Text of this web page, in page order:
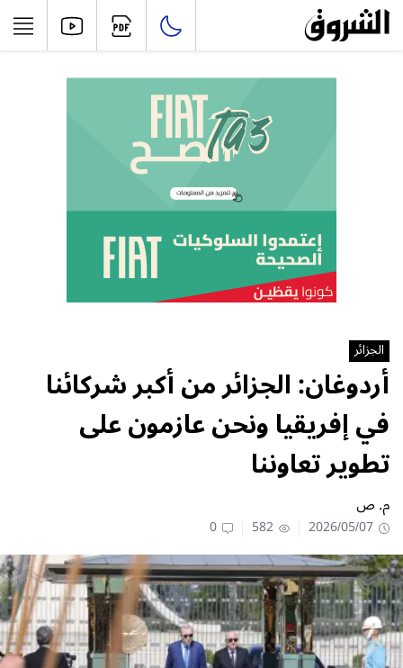
الجزائر
أردوغان: الجزائر من أكبر شركائنا
في إفريقيا ونحن عازمون على
تطوير تعاوننا
م. ص
2026/05/07
582
0